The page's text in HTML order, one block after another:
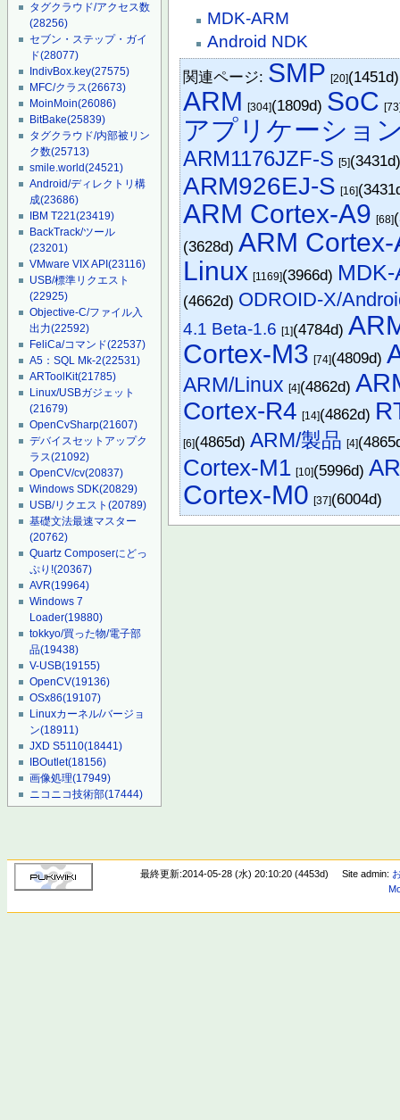
タグクラウド/アクセス数
(28256)
セブン・ステップ・ガイ
ド(28077)
IndivBox.key(27575)
MFC/クラス(26673)
MoinMoin(26086)
BitBake(25839)
タグクラウド/内部被リン
ク数(25713)
smile.world(24521)
Android/ディレクトリ構
成(23686)
IBM T221(23419)
BackTrack/ツール
(23201)
VMware VIX API(23116)
USB/標準リクエスト
(22925)
Objective-C/ファイル入
出力(22592)
FeliCa/コマンド(22537)
A5：SQL Mk-2(22531)
ARToolKit(21785)
Linux/USBガジェット
(21679)
OpenCvSharp(21607)
デバイスセットアップク
ラス(21092)
OpenCV/cv(20837)
Windows SDK(20829)
USB/リクエスト(20789)
基礎文法最速マスター
(20762)
Quartz Composerにどっ
ぷり!(20367)
AVR(19964)
Windows 7
Loader(19880)
tokkyo/買った物/電子部
品(19438)
V-USB(19155)
OpenCV(19136)
OSx86(19107)
Linuxカーネル/バージョ
ン(18911)
JXD S5110(18441)
IBOutlet(18156)
画像処理(17949)
ニコニコ技術部(17444)
MDK-ARM
Android NDK
関連ページ: SMP [20]
ARM [304](1809d) SoC
アプリケーショ
ARM1176JZF-S [5]
ARM926EJ-S [16]
ARM Cortex-A9 [68]
(3628d)ARM
Linux [1169](3966d)
(4662d) ODROID-X/
4.1 Beta-1.6 [1](4784d)
Cortex-M3 [74](4809d)
ARM/Linux [4](4862d)
Cortex-R4 [14](4862d)
[6](4865d)ARM/製品 [4]
Cortex-M1 [10](5996d)
Cortex-M0 [37](6004d)
最終更新:2014-05-28 (水) 20:10:20 (4453d) Site admin: